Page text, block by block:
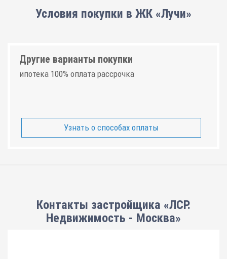
Условия покупки в ЖК «Лучи»
Другие варианты покупки
ипотека 100% оплата рассрочка
Узнать о способах оплаты
Контакты застройщика «ЛСР.
Недвижимость - Москва»